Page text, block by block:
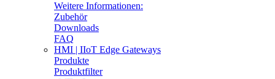
Weitere Informationen:
Zubehör
Downloads
FAQ
HMI | IIoT Edge Gateways
Produkte
Produktfilter